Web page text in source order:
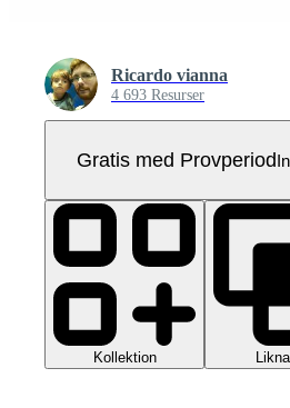
Ricardo vianna
4 693 Resurser
Gratis med Provperiod
Kollektion